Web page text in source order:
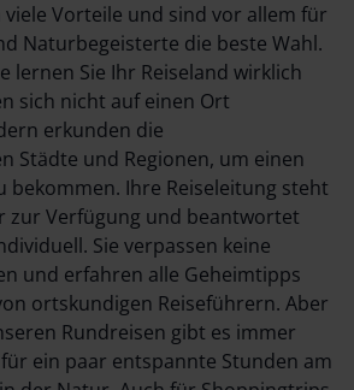
Vorteile und sind vor allem für
Naturbegeisterte die beste Wahl.
lernen Sie Ihr Reiseland wirklich
sich nicht auf einen Ort
erkunden die
Städte und Regionen, um einen
bekommen. Ihre Reiseleitung steht
zur Verfügung und beantwortet
Sie verpassen keine
und erfahren alle Geheimtipps
ortskundigen Reiseführern. Aber
Rundreisen gibt es immer
ein paar entspannte Stunden am